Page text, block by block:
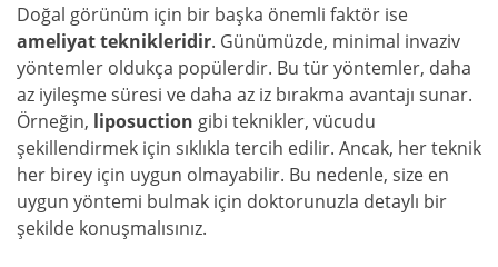
Doğal görünüm için bir başka önemli faktör ise
ameliyat teknikleridir. Günümüzde, minimal invaziv
yöntemler oldukça popülerdir. Bu tür yöntemler, daha
az iyileşme süresi ve daha az iz bırakma avantajı sunar.
Örneğin, liposuction gibi teknikler, vücudu
şekillendirmek için sıklıkla tercih edilir. Ancak, her teknik
her birey için uygun olmayabilir. Bu nedenle, size en
uygun yöntemi bulmak için doktorunuzla detaylı bir
şekilde konuşmalısınız.